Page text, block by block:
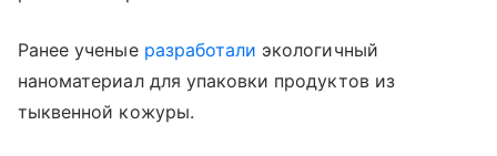
Ранее ученые разработали экологичный
наноматериал для упаковки продуктов из
тыквенной кожуры.